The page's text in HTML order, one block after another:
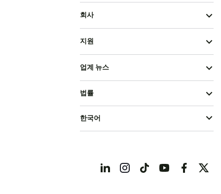
회사
지원
업계 뉴스
법률
한국어